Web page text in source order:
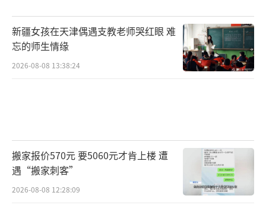
新疆女孩在天津偶遇支教老师哭红眼 难
忘的师生情缘
2026-08-08 13:38:24
搬家报价570元 要5060元才肯上楼 遭
遇“搬家刺客”
2026-08-08 12:28:09